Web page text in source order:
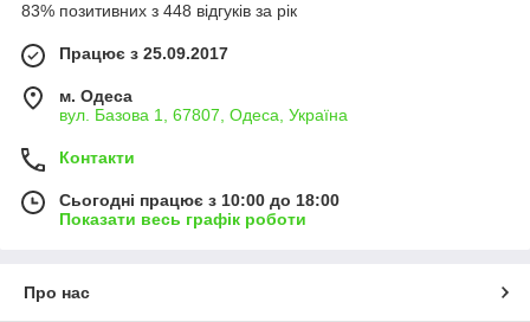
83% позитивних з 448 відгуків за рік
Працює з 25.09.2017
м. Одеса
вул. Базова 1, 67807, Одеса, Україна
Контакти
Сьогодні працює з 10:00 до 18:00
Показати весь графік роботи
Про нас